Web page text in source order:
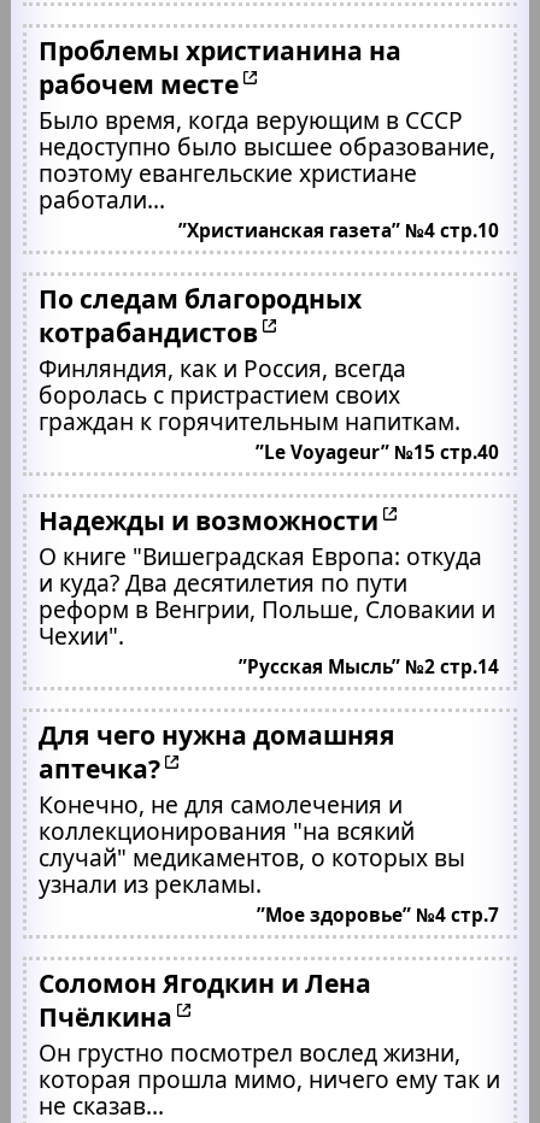
Проблемы христианина на
рабочем месте
Было время, когда верующим в СССР
недоступно было высшее образование,
поэтому евангельские христиане
работали...
”Христианская газета” №4 стр.10
По следам благородных
котрабандистов
Финляндия, как и Россия, всегда
боролась с пристрастием своих
граждан к горячительным напиткам.
”Le Voyageur” №15 стр.40
Надежды и возможности
О книге "Вишеградская Европа: откуда
и куда? Два десятилетия по пути
реформ в Венгрии, Польше, Словакии и
Чехии".
”Русская Мысль” №2 стр.14
Для чего нужна домашняя
аптечка?
Конечно, не для самолечения и
коллекционирования "на всякий
случай" медикаментов, о которых вы
узнали из рекламы.
”Мое здоровье” №4 стр.7
Соломон Ягодкин и Лена
Пчёлкина
Он грустно посмотрел вослед жизни,
которая прошла мимо, ничего ему так и
не сказав...